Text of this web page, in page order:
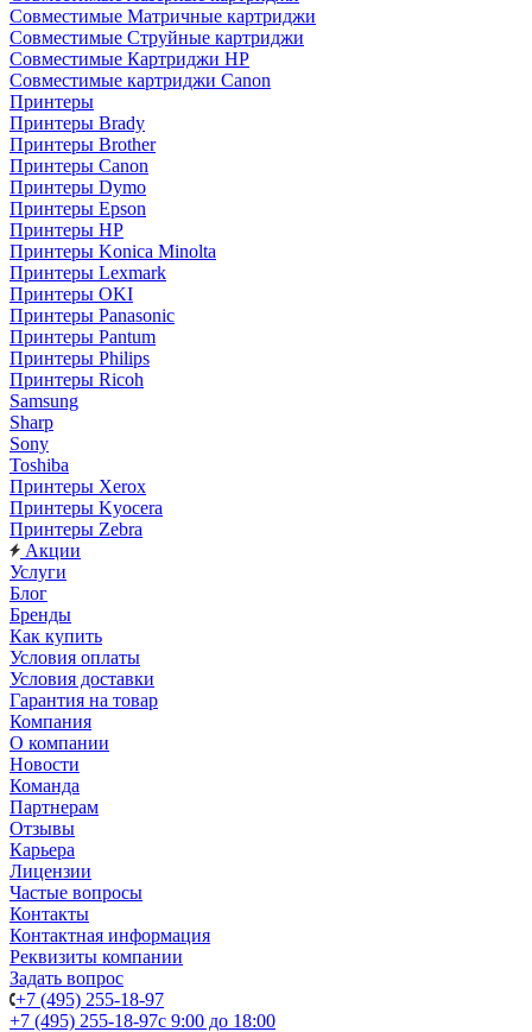
Совместимые Матричные картриджи
Совместимые Струйные картриджи
Совместимые Картриджи HP
Совместимые картриджи Canon
Принтеры
Принтеры Brady
Принтеры Brother
Принтеры Canon
Принтеры Dymo
Принтеры Epson
Принтеры HP
Принтеры Konica Minolta
Принтеры Lexmark
Принтеры OKI
Принтеры Panasonic
Принтеры Pantum
Принтеры Philips
Принтеры Ricoh
Samsung
Sharp
Sony
Toshiba
Принтеры Xerox
Принтеры Kyocera
Принтеры Zebra
Акции
Услуги
Блог
Бренды
Как купить
Условия оплаты
Условия доставки
Гарантия на товар
Компания
О компании
Новости
Команда
Партнерам
Отзывы
Карьера
Лицензии
Частые вопросы
Контакты
Контактная информация
Реквизиты компании
Задать вопрос
+7 (495) 255-18-97
+7 (495) 255-18-97с 9:00 до 18:00